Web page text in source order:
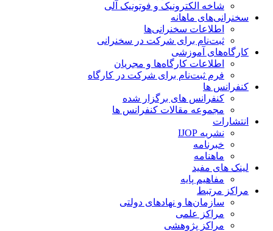
شاخه‌ الکترونیک و فوتونیک آلی
سخنرانی‌های ماهانه
اطلاعات سخنرانی‌‌ها
ثبت‌نام برای شرکت در سخنرانی
کارگاه‌های آموزشی
اطلاعات کارگاه‌ها و مجریان
فرم ثبت‌نام برای شرکت در کارگاه
کنفرانس ها
کنفرانس های برگزار شده
مجموعه مقالات کنفرانس ها
انتشارات
نشریه IJOP
خبرنامه
ماهنامه
لینک های مفید
مفاهیم پایه
مراکز مرتبط
سازمان‌ها و نهادهای دولتی
مراکز علمی
مراکز پژوهشی